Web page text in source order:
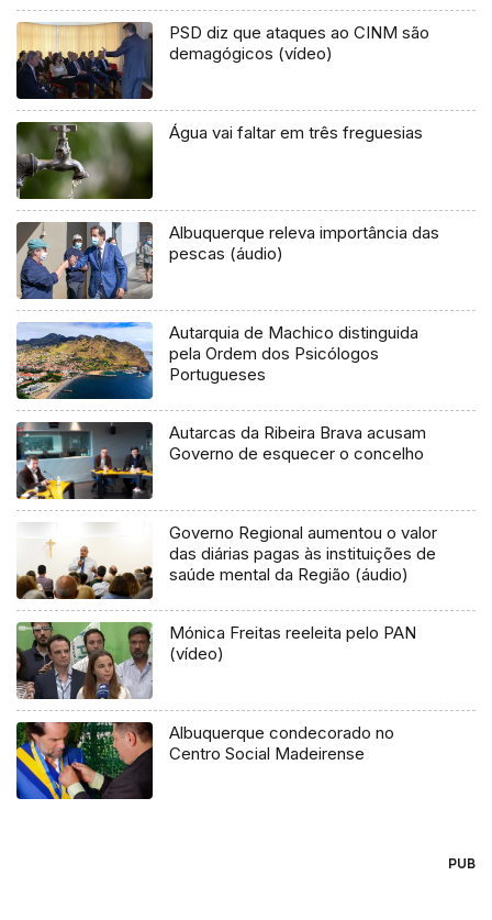
PSD diz que ataques ao CINM são
demagógicos (vídeo)
Água vai faltar em três freguesias
Albuquerque releva importância das
pescas (áudio)
Autarquia de Machico distinguida
pela Ordem dos Psicólogos
Portugueses
Autarcas da Ribeira Brava acusam
Governo de esquecer o concelho
Governo Regional aumentou o valor
das diárias pagas às instituições de
saúde mental da Região (áudio)
Mónica Freitas reeleita pelo PAN
(vídeo)
Albuquerque condecorado no
Centro Social Madeirense
PUB